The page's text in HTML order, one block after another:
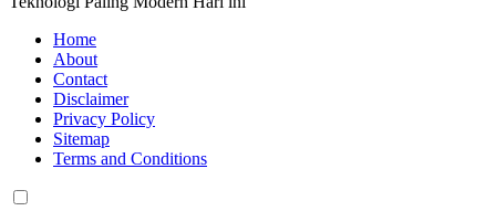
Home
About
Contact
Disclaimer
Privacy Policy
Sitemap
Terms and Conditions